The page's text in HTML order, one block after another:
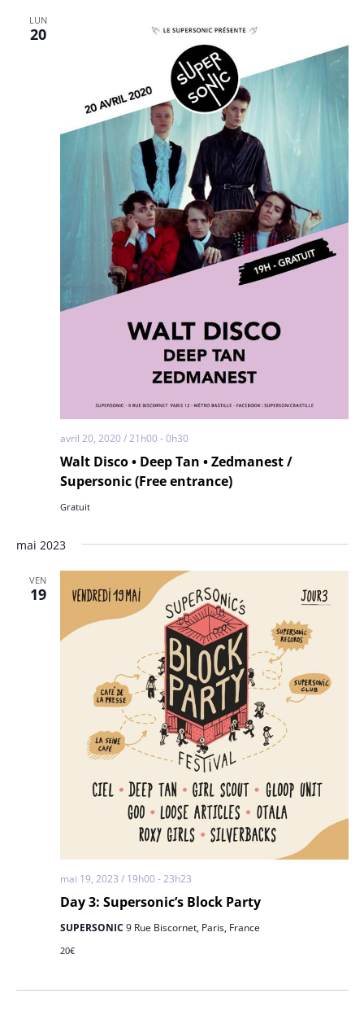
LUN
20
Walt Disco • Deep Tan • Zedmanest /
Supersonic (Free entrance)
avril 20, 2020 / 21h00 -0h30
Gratuit
mai 2023
VEN
19
Day 3: Supersonic’s Block Party
mai 19, 2023 / 19h00 -23h23
SUPERSONIC 9 Rue Biscornet, Paris, France
20€